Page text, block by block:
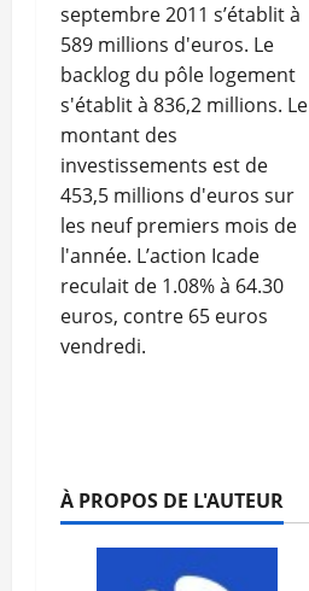
septembre 2011 s’établit à
589 millions d'euros. Le
backlog du pôle logement
s'établit à 836,2 millions. Le
montant des
investissements est de
453,5 millions d'euros sur
les neuf premiers mois de
l'année. L’action Icade
reculait de 1.08% à 64.30
euros, contre 65 euros
vendredi.
À PROPOS DE L'AUTEUR